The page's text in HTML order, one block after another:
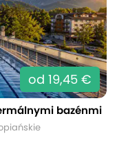
od 19,45 €
bazénmi